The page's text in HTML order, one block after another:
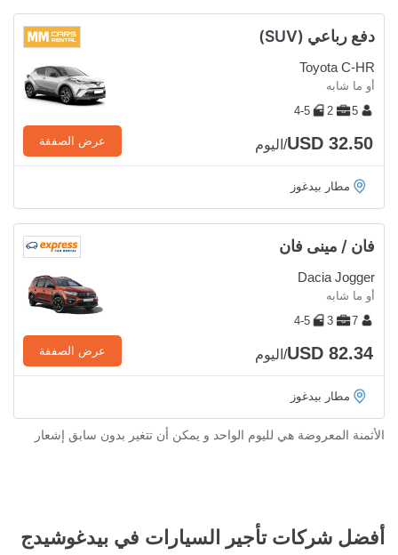
دفع رباعي (SUV)
Toyota C-HR
أو ما شابه
5
2
4-5
USD 32.50/اليوم عرض الصفقة
مطار بيدغوز
فان / مينى فان
Dacia Jogger
أو ما شابه
7
3
4-5
USD 82.34/اليوم عرض الصفقة
مطار بيدغوز
الأثمنة المعروضة هي لليوم الواحد و يمكن أن تتغير بدون سابق إشعار
أفضل شركات تأجير السيارات في بيدغوشيدج